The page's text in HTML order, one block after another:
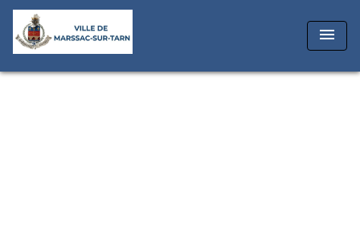
menu